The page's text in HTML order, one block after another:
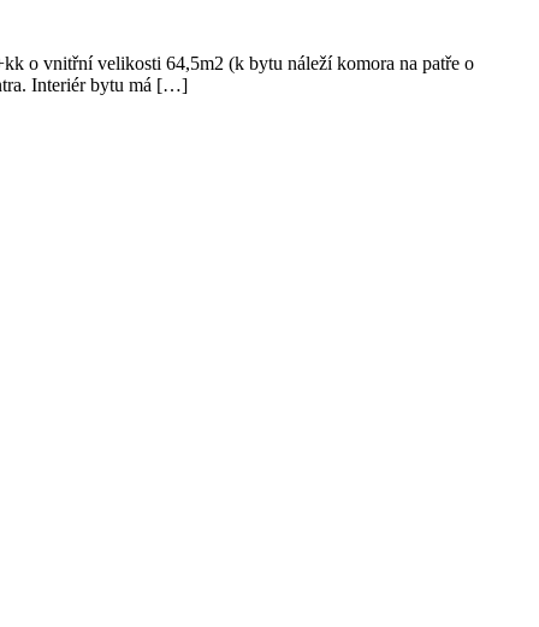
o vnitřní velikosti 64,5m2 (k bytu náleží komora na patře o
Interiér bytu má […]